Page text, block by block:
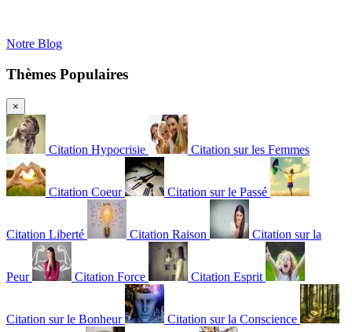
Notre Blog
Thèmes Populaires
×
Citation Hypocrisie Citation sur les Femmes
Citation Coeur Citation sur le Passé
Citation Liberté Citation Raison Citation sur la
Peur Citation Force Citation Esprit
Citation sur le Bonheur Citation sur la Conscience